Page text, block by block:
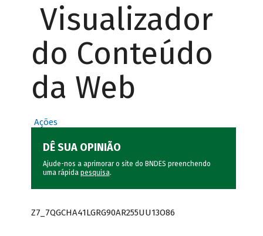
Visualizador
do Conteúdo
da Web
Ações
DÊ SUA OPINIÃO
Ajude-nos a aprimorar o site do BNDES preenchendo
uma rápida pesquisa.
Z7_7QGCHA41LGRG90AR255UU13O86